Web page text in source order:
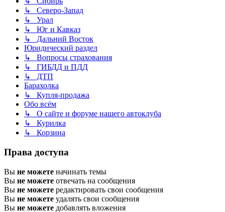
↳ Северо-Запад
↳ Урал
↳ Юг и Кавказ
↳ Дальний Восток
Юридический раздел
↳ Вопросы страхования
↳ ГИБДД и ПДД
↳ ДТП
Барахолка
↳ Купля-продажа
Обо всём
↳ О сайте и форуме нашего автоклуба
↳ Курилка
↳ Корзина
Права доступа
Вы не можете начинать темы
Вы не можете отвечать на сообщения
Вы не можете редактировать свои сообщения
Вы не можете удалять свои сообщения
Вы не можете добавлять вложения